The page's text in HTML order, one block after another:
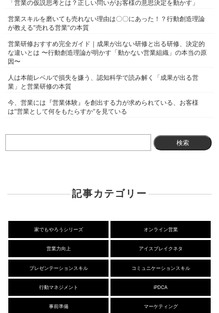
「営業の仮説思考とは？正しい問いがお客様の意思決定を動かす」
営業スキルを磨いても売れない理由は〇〇にあった！？行動創造理論
が教える”売れる営業”の本質
営業研修おすすめ完全ガイド｜成果が出ない研修と出る研修、決定的
な違いとは 〜行動創造理論が明かす「動かない営業組織」の本当の原
因〜
人は本能レベルで損失を嫌う、認知科学で読み解く「成果が出る営
業」と営業研修の本質
今、営業には『営業体験』を創出する力が求められている、お客様
は“営業として何をもたらすか”を見ている
索:
記事カテゴリー
家でもやろうシリーズ オンライン営業
営業力向上 アイスブレイクネタ
プレゼンテーションスキル コミュニケーションスキル
行動マネジメント iPDCA
事前準備 マーケティング